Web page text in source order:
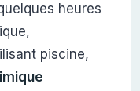
heures
piscine,